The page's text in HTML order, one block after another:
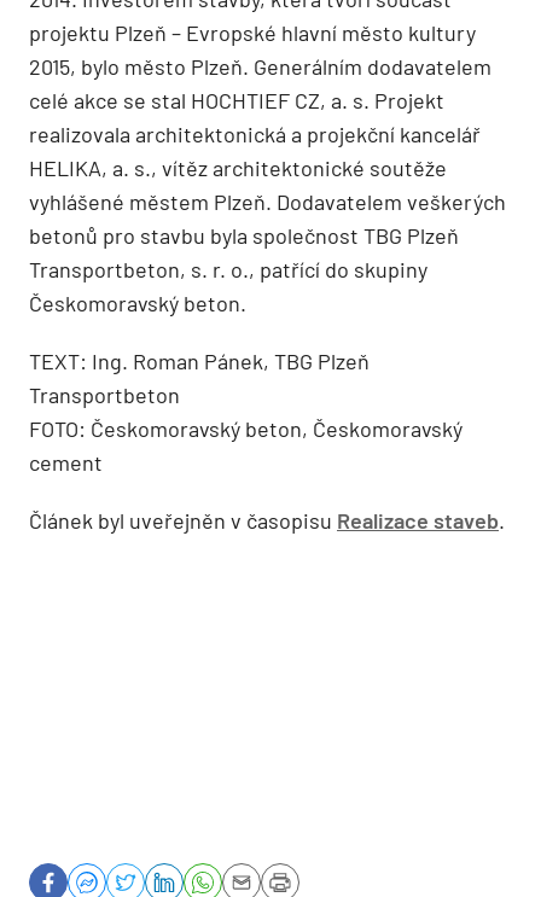
projektu Plzeň – Evropské hlavní město kultury
2015, bylo město Plzeň. Generálním dodavatelem
celé akce se stal HOCHTIEF CZ, a. s. Projekt
realizovala architektonická a projekční kancelář
HELIKA, a. s., vítěz architektonické soutěže
vyhlášené městem Plzeň. Dodavatelem veškerých
betonů pro stavbu byla společnost TBG Plzeň
Transportbeton, s. r. o., patřící do skupiny
Českomoravský beton.
TEXT: Ing. Roman Pánek, TBG Plzeň
Transportbeton
FOTO: Českomoravský beton, Českomoravský
cement
Článek byl uveřejněn v časopisu Realizace staveb.